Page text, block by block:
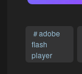
adobe
flash
player